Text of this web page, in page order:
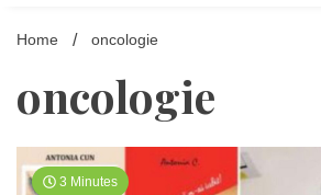
Home oncologie
oncologie
3 Minutes